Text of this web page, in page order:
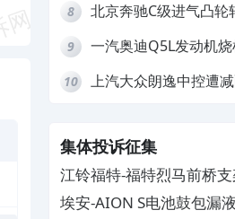
8
北京奔驰C级进气凸轮
9
一汽奥迪Q5L发动机
10
上汽大众朗逸中控遭
集体投诉征集
江铃福特-福特烈马前桥
埃安-AION S电池鼓包漏液